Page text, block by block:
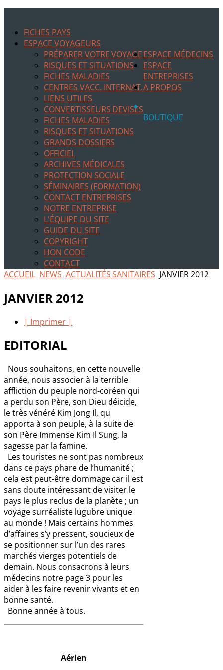
FICHES PAYS
ESPACE VOYAGEURS
PRÉPARER VOTRE VOYAGE
RISQUES ET SITUATIONS
FICHES MALADIES
CENTRES VACC. INTERNAT.
LIENS UTILES
CONVERTISSEURS DEVISES
ESPACE MÉDECINS
FICHES MALADIES
RISQUES ET SITUATIONS
GRANDS DOSSIERS
OFFICIEL
ARCHIVES MÉDICALES
ESPACE
ENTREPRISES
PROTECTION SOCIALE
SÉMINAIRES (FORMATION)
CONTACT ENTREPRISES
A PROPOS
NOTRE ENTREPRISE
L'ÉQUIPE DU SITE
GUIDE DU SITE
COPYRIGHT
HON CODE
CONTACT
BOUTIQUE
ACCUEIL NEWS ACTUALITÉS SANITAIRES JANVIER 2012
JANVIER 2012
| Imprimer |
EDITORIAL
Nous souhaitons, en cette nouvelle
année, nous associer à la terrible
affliction du peuple nord-coréen qui
a perdu son Père, son Dieu déicide,
le très vénéré Kim Jong Il, qui
apporta à son peuple, à la suite de
son Père Immense Kim Il Sung, la
sagesse par la famine.
Les touristes ne sont pas nombreux
dans ce pays phare de l’humanité ;
cela est peut-être dommage car il est
sans doute intéressant de visiter le
pays le plus reclus de la planète ; un
voyage surréaliste lugubre unique
au monde ! Mais certains hommes
d’affaires s’y pressent, soucieux de
se positionner sur l’un des rares
marchés vierges potentiels de
demain. Nous consacrons à leurs
médecins notre page 3 pour les
aider à les faire revenir vivants et en
bonne santé.
Bonne année à tous.
Aérien